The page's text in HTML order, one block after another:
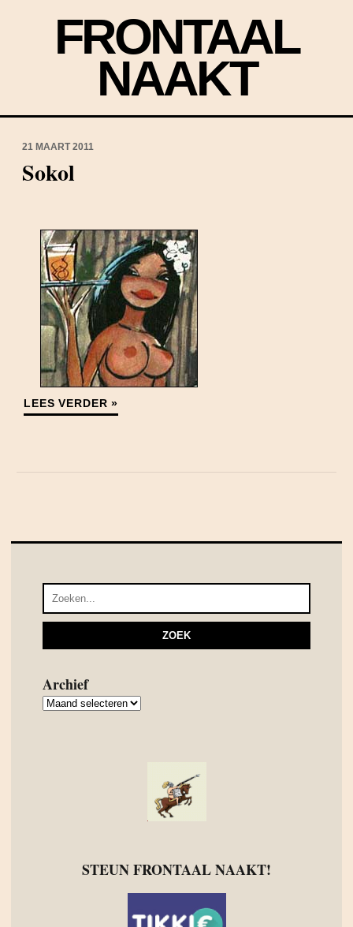
FRONTAAL
NAAKT
21 MAART 2011
Sokol
LEES VERDER »
Archief
Archief
STEUN FRONTAAL NAAKT!